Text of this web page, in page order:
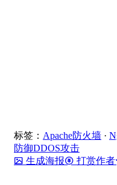
标签： Apache防火墙 ·
防御DDOS攻击
生成海报
打赏作者